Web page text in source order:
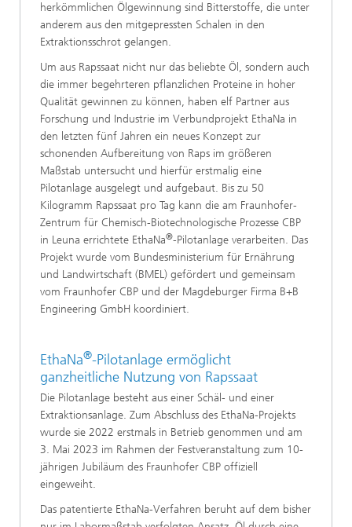
herkömmlichen Ölgewinnung sind Bitterstoffe, die unter
anderem aus den mitgepressten Schalen in den
Extraktionsschrot gelangen.
Um aus Rapssaat nicht nur das beliebte Öl, sondern auch
die immer begehrteren pflanzlichen Proteine in hoher
Qualität gewinnen zu können, haben elf Partner aus
Forschung und Industrie im Verbundprojekt EthaNa in
den letzten fünf Jahren ein neues Konzept zur
schonenden Aufbereitung von Raps im größeren
Maßstab untersucht und hierfür erstmalig eine
Pilotanlage ausgelegt und aufgebaut. Bis zu 50
Kilogramm Rapssaat pro Tag kann die am Fraunhofer-
Zentrum für Chemisch-Biotechnologische Prozesse CBP
in Leuna errichtete EthaNa®-Pilotanlage verarbeiten. Das
Projekt wurde vom Bundesministerium für Ernährung
und Landwirtschaft (BMEL) gefördert und gemeinsam
vom Fraunhofer CBP und der Magdeburger Firma B+B
Engineering GmbH koordiniert.
EthaNa®-Pilotanlage ermöglicht
ganzheitliche Nutzung von Rapssaat
Die Pilotanlage besteht aus einer Schäl- und einer
Extraktionsanlage. Zum Abschluss des EthaNa-Projekts
wurde sie 2022 erstmals in Betrieb genommen und am
3. Mai 2023 im Rahmen der Festveranstaltung zum 10-
jährigen Jubiläum des Fraunhofer CBP offiziell
eingeweiht.
Das patentierte EthaNa-Verfahren beruht auf dem bisher